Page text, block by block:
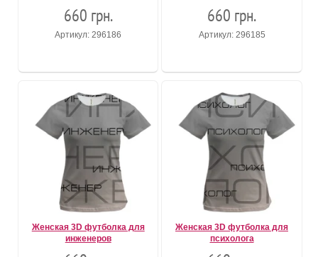
660 грн.
Артикул: 296186
660 грн.
Артикул: 296185
Женская 3D футболка для
инженеров
Женская 3D футболка для
психолога